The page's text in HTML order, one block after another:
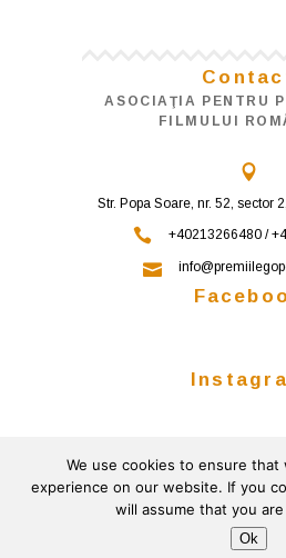
ASOCIAŢIA PENTRU
FILMULUI
Str. Popa Soare, nr. 52, sector
+40213266480 /
Follow on
Powered by
We use cookies to ensure
experience on our website. If you
will assume that you
Ok